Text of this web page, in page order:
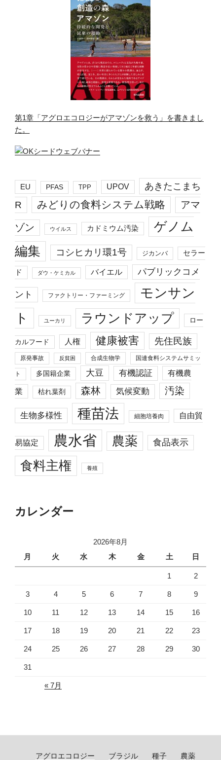
第1章「アグロエコロジーがアマゾンを救う」を書きまし
た。
EU PFAS TPP UPOV
あきたこまち
R
みどりの食料システム戦略 アマ
ゾン ウイルス カドミウム汚染
ゲノム
編集
コシヒカリ環1号 ジカンバ セラー
ド ダウ・ケミカル バイエル パブリックコメ
ント ファクトリー・ファーミング
モンサン
ト
ユーカリ ラウンドアップ ロー
カルフード 人権 健康被害 先住民族
原発事故 反貧困 合成生物学 国連食料システムサミッ
ト 多国籍企業 大豆 有機認証 有機農
業 枯れ葉剤 森林 気候変動 汚染
生物多様性 種苗法 細胞培養肉 自由貿
易協定 農水省 農薬 食品表示
食料主権 養殖
カレンダー
2026年8月
月
火 水 木 金 土 日
1 2
3 4 5 6 7 8 9
10 11 12 13 14 15 16
17 18 19 20 21 22 23
24 25 26 27 28 29 30
31
« 7月
アグロエコロジー ブラジル 種子 農薬